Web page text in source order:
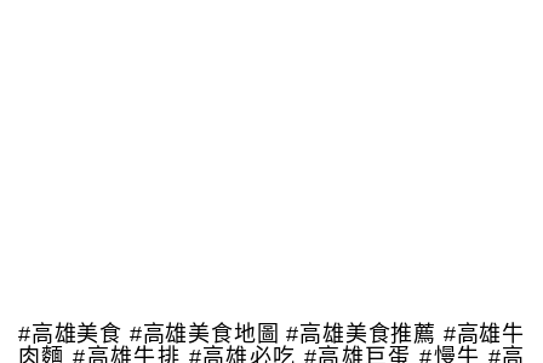
#高雄美食 #高雄美食地圖 #高雄美食推薦 #高雄牛
肉麵 #高雄牛排 #高雄必吃 #高雄巨蛋 #慢牛 #高